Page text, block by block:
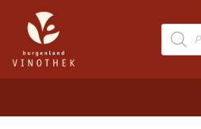
Zum
Inhalt
springen